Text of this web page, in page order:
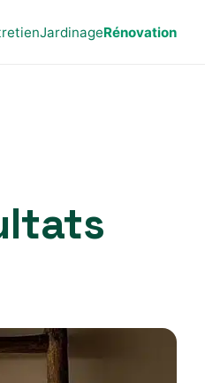
JardinageRénovation